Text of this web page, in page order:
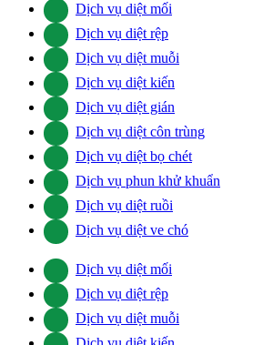
Dịch vụ diệt mối
Dịch vụ diệt rệp
Dịch vụ diệt muỗi
Dịch vụ diệt kiến
Dịch vụ diệt gián
Dịch vụ diệt côn trùng
Dịch vụ diệt bọ chét
Dịch vụ phun khử khuẩn
Dịch vụ diệt ruồi
Dịch vụ diệt ve chó
Dịch vụ diệt mối
Dịch vụ diệt rệp
Dịch vụ diệt muỗi